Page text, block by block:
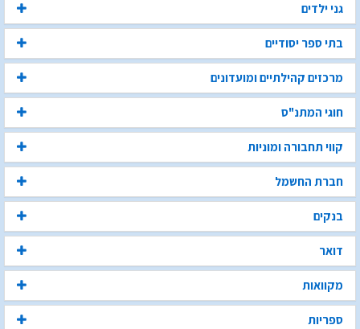
גני ילדים
בתי ספר יסודיים
מרכזים קהילתיים ומועדונים
חוגי המתנ"ס
קווי תחבורה ומוניות
חברת החשמל
בנקים
דואר
מקוואות
ספריות